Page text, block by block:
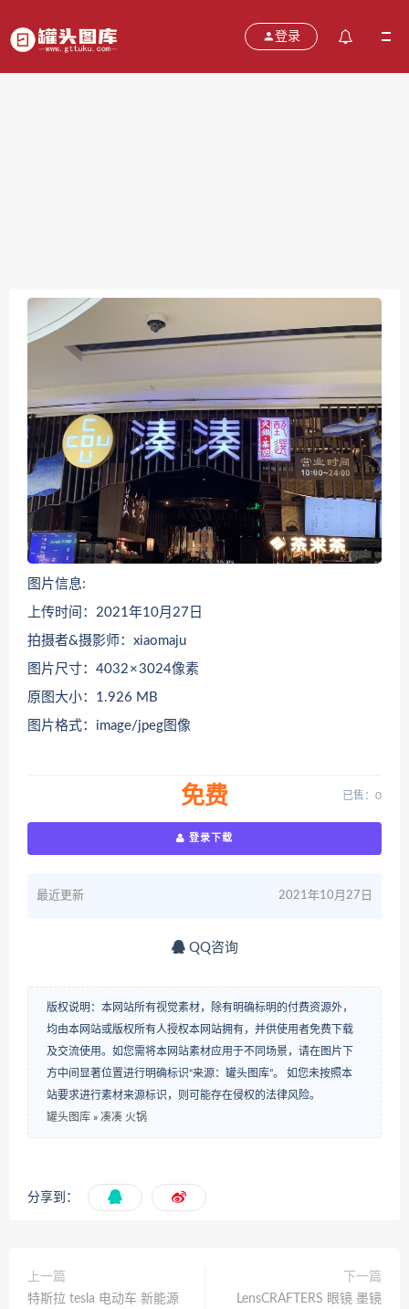
登录
图片信息:
上传时间：2021年10月27日
拍摄者&摄影师：xiaomaju
图片尺寸：4032 × 3024像素
原图大小：1.926 MB
图片格式：image/jpeg图像
免费 已售：0
登录下载
最近更新 2021年10月27日
QQ咨询
版权说明：本网站所有视觉素材，除有明确标明的付费资源外，
均由本网站或版权所有人授权本网站拥有，并供使用者免费下载
及交流使用。如您需将本网站素材应用于不同场景，请在图片下
方中间显著位置进行明确标识“来源：罐头图库”。 如您未按照本
站要求进行素材来源标识，则可能存在侵权的法律风险。
罐头图库 » 凑凑 火锅
分享到：
上一篇
特斯拉 tesla 电动车 新能源
下一篇
LensCRAFTERS 眼镜 墨镜